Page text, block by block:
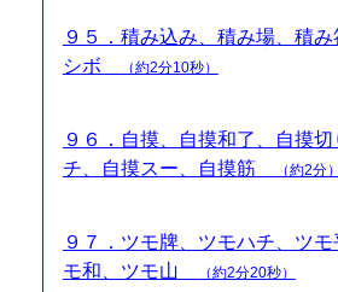
９５．積み込み、積み場、積
シボ
（約2分10秒）
９６．自摸、自摸和了、自摸
チ、自摸スー、自摸筋
（約2分）
９７．ツモ牌、ツモハチ、ツ
モ和、ツモ山
（約2分20秒）